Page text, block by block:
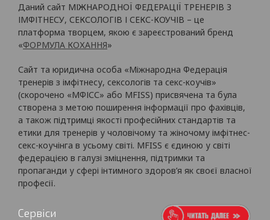
Даний сайт МІЖНАРОДНОЇ ФЕДЕРАЦІЇ ТРЕНЕРІВ З
ІМФІТНЕСУ, СЕКСОЛОГІВ І СЕКС-КОУЧІВ – це
платформа творцем, якою є зареєстрований бренд
«ФОРМУЛА КОХАННЯ»
Сайт та юридична особа «Міжнародна Федерація
тренерів з імфітнесу, сексологів та секс-коучів»
(скорочено «МФІСС» або MFISS) присвячена та була
створена з метою поширення інформації про фахівців,
а також підтримці якості професійних стандартів та
етики для тренерів у чоловічому та жіночому імфітнес-
секс-коучінга в усьому світі. MFISS є єдиною у світі
федерацією в галузі зміцнення, підтримки та
пропаганди у сфері інтимного здоров’я як своєї власної
професії.
Сервіси